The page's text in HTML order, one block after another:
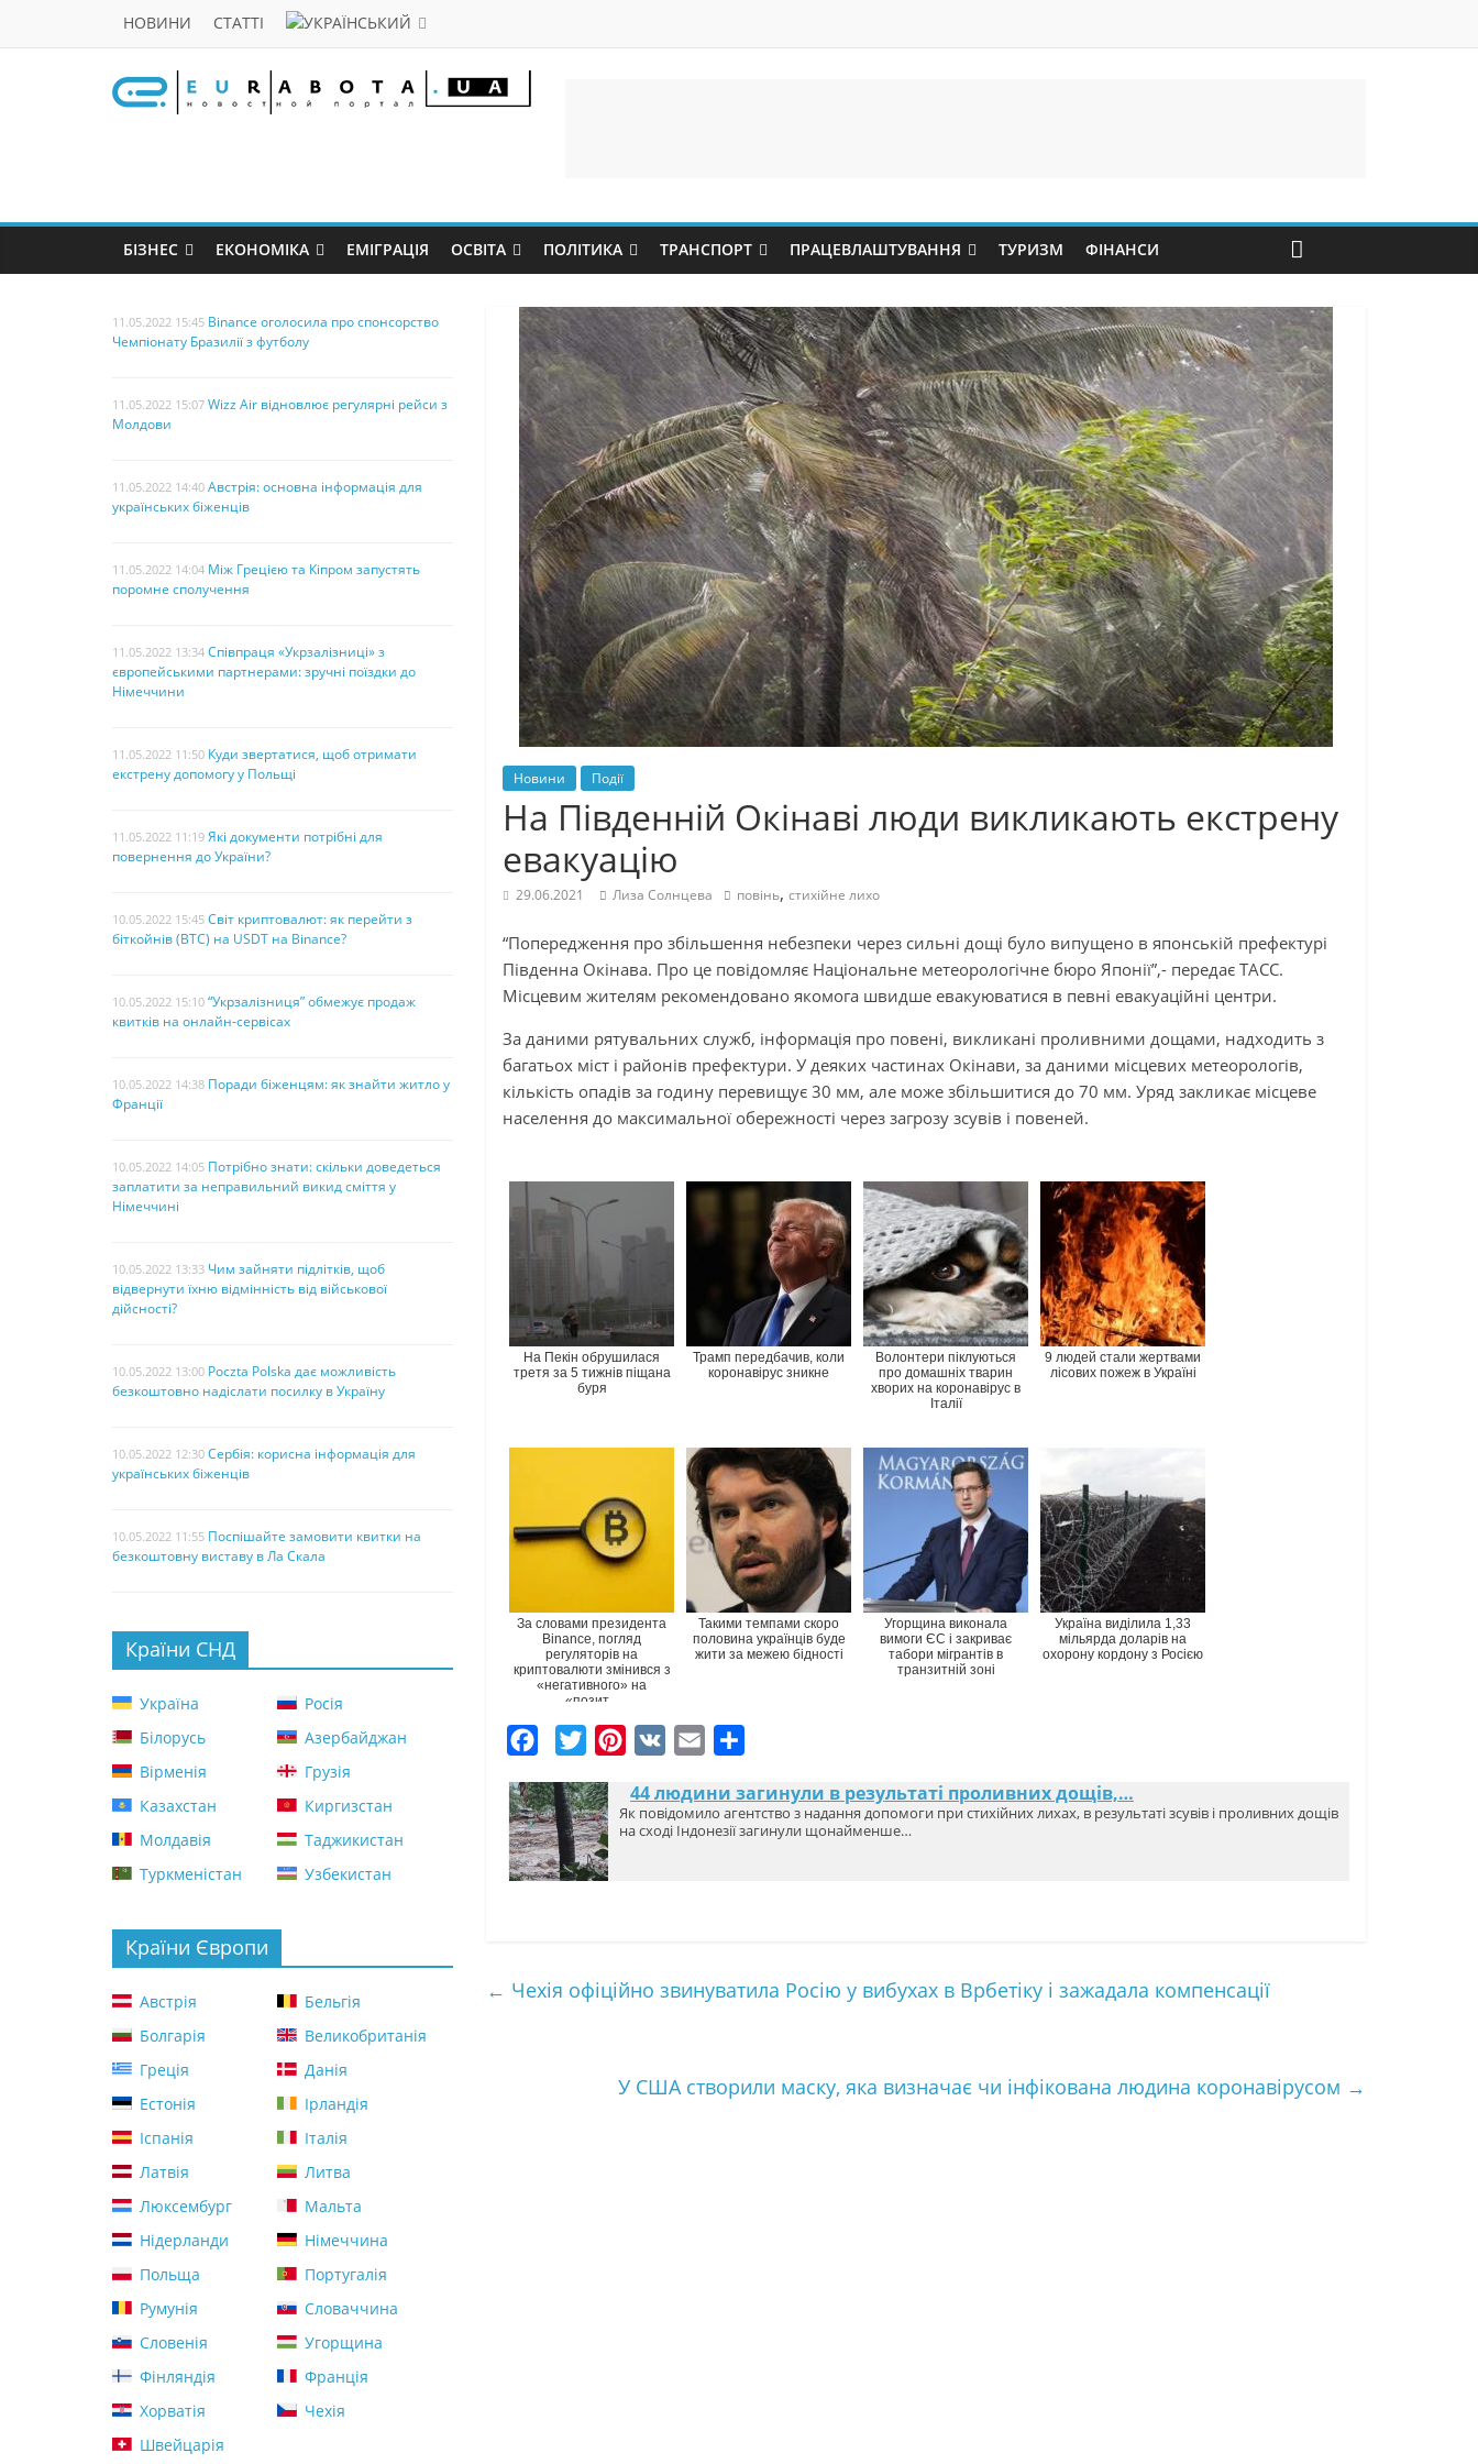
НОВИНИ СТАТТІ
БІЗНЕС ЕКОНОМІКА ЕМІГРАЦІЯ ОСВІТА ПОЛІТИКА ТРАНСПОРТ ПРАЦЕВЛАШТУВАННЯ ТУРИЗМ ФІНАНСИ
Новини Події
На Південній Окінаві люди викликають екстрену
евакуацію
29.06.2021 Лиза Солнцева повінь, стихійне лихо
“Попередження про збільшення небезпеки через сильні дощі було випущено в японській префектурі
Південна Окінава. Про це повідомляє Національне метеорологічне бюро Японії”,- передає ТАСС.
Місцевим жителям рекомендовано якомога швидше евакуюватися в певні евакуаційні центри.
За даними рятувальних служб, інформація про повені, викликані проливними дощами, надходить з
багатьох міст і районів префектури. У деяких частинах Окінави, за даними місцевих метеорологів,
кількість опадів за годину перевищує 30 мм, але може збільшитися до 70 мм. Уряд закликає місцеве
населення до максимальної обережності через загрозу зсувів і повеней.
На Пекін обрушилася
третя за 5 тижнів піщана
буря
Трамп передбачив, коли
коронавірус зникне
Волонтери піклуються
про домашніх тварин
хворих на коронавірус в
Італії
9 людей стали жертвами
лісових пожеж в Україні
За словами президента
Binance, погляд
регуляторів на
криптовалюти змінився з
«негативного» на
«позит...
Такими темпами скоро
половина українців буде
жити за межею бідності
Угорщина виконала
вимоги ЄС і закриває
табори мігрантів в
транзитній зоні
Україна виділила 1,33
мільярда доларів на
охорону кордону з Росією
c
e
b
i
t
t
n
t
t
a
i
с
т
44 людини загинули в результаті проливних дощів,…
Як повідомило агентство з надання допомоги при стихійних лихах, в результаті зсувів і проливних дощів
на сході Індонезії загинули щонайменше…
← Чехія офіційно звинуватила Росію у вибухах в Врбетіку і зажадала компенсації
У США створили маску, яка визначає чи інфікована людина коронавірусом →
11.05.2022 15:45 Binance оголосила про спонсорство
Чемпіонату Бразилії з футболу
11.05.2022 15:07 Wizz Air відновлює регулярні рейси з
Молдови
11.05.2022 14:40 Австрія: основна інформація для
українських біженців
11.05.2022 14:04 Між Грецією та Кіпром запустять
поромне сполучення
11.05.2022 13:34 Співпраця «Укрзалізниці» з
європейськими партнерами: зручні поїздки до
Німеччини
11.05.2022 11:50 Куди звертатися, щоб отримати
екстрену допомогу у Польщі
11.05.2022 11:19 Які документи потрібні для
повернення до України?
10.05.2022 15:45 Світ криптовалют: як перейти з
біткойнів (BTC) на USDT на Binance?
10.05.2022 15:10 “Укрзалізниця” обмежує продаж
квитків на онлайн-сервісах
10.05.2022 14:38 Поради біженцям: як знайти житло у
Франції
10.05.2022 14:05 Потрібно знати: скільки доведеться
заплатити за неправильний викид сміття у
Німеччині
10.05.2022 13:33 Чим зайняти підлітків, щоб
відвернути їхню відмінність від військової
дійсності?
10.05.2022 13:00 Poczta Polska дає можливість
безкоштовно надіслати посилку в Україну
10.05.2022 12:30 Сербія: корисна інформація для
українських біженців
10.05.2022 11:55 Поспішайте замовити квитки на
безкоштовну виставу в Ла Скала
Країни СНД
Україна
Росія
Білорусь
Азербайджан
Вірменія
Грузія
Казахстан
Киргизстан
Молдавія
Таджикистан
Туркменістан
Узбекистан
Країни Європи
Австрія
Бельгія
Болгарія
Великобританія
Греція
Данія
Естонія
Ірландія
Іспанія
Італія
Латвія
Литва
Люксембург
Мальта
Нідерланди
Німеччина
Польща
Португалія
Румунія
Словаччина
Словенія
Угорщина
Фінляндія
Франція
Хорватія
Чехія
Швейцарія